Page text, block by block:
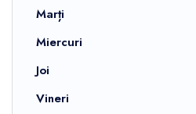
Marți
Miercuri
Joi
Vineri